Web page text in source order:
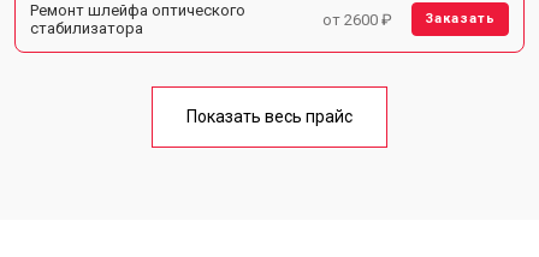
Ремонт шлейфа оптического
стабилизатора
от 2600 ₽ Заказать
Показать весь прайс